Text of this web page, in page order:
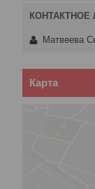
Maтвеева
Карта